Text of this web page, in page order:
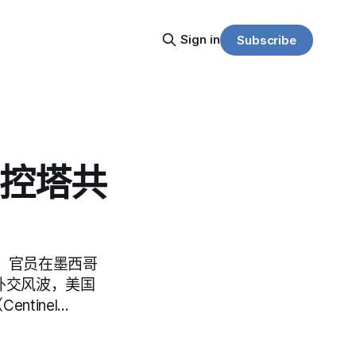
Sign in Subscribe
塔共
官员在墨西哥
风波，美国
Centinel…